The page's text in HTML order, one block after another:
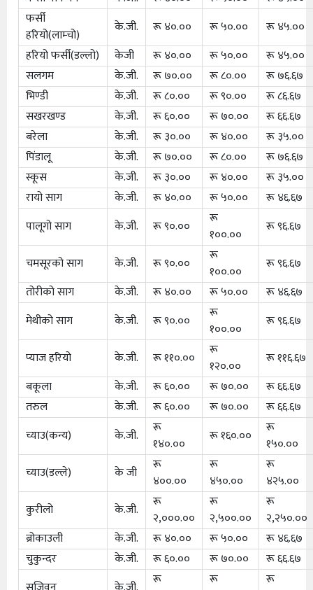
फर्सी
हरियो(लाम्चो)
के.जी. रू ४०.०० रू ५०.००
रू ४५.००
हरियो फर्सी(डल्लो)
केजी रू ४०.०० रू ५०.००
रू ४५.००
सलगम
के.जी. रू ७०.०० रू ८०.००
रू ७६.६७
भिण्डी
के.जी. रू ८०.०० रू ९०.००
रू ८६.६७
सखरखण्ड
के.जी. रू ६०.०० रू ७०.००
रू ६६.६७
बरेला
के.जी. रू ३०.०० रू ४०.००
रू ३५.००
पिंडालू
के.जी. रू ७०.०० रू ८०.००
रू ७६.६७
स्कूस
के.जी. रू ३०.०० रू ४०.००
रू ३५.००
रायो साग
के.जी. रू ४०.०० रू ५०.००
रू ४६.६७
पालूगो साग
के.जी. रू ९०.००
रू
१००.००
रू ९६.६७
चमसूरको साग
के.जी. रू ९०.००
रू
१००.००
रू ९६.६७
तोरीको साग
के.जी. रू ४०.०० रू ५०.००
रू ४६.६७
मेथीको साग
के.जी. रू ९०.००
रू
१००.००
रू ९६.६७
प्याज हरियो
के.जी. रू ११०.००
रू
१२०.००
रू ११६.६७
बकूला
के.जी. रू ६०.०० रू ७०.००
रू ६६.६७
तरुल
के.जी. रू ६०.०० रू ७०.००
रू ६६.६७
च्याउ(कन्य)
के.जी.
रू
१४०.००
रू १६०.००
रू
१५०.००
च्याउ(डल्ले)
के जी
रू
४००.००
रू
४५०.००
रू
४२५.००
कुरीलो
के.जी.
रू
२,०००.००
रू
२,५००.००
रू
२,२५०.००
ब्रोकाउली
के.जी. रू ४०.०० रू ५०.००
रू ४६.६७
चुकुन्दर
के.जी. रू ६०.०० रू ७०.००
रू ६६.६७
रू
रू
रू